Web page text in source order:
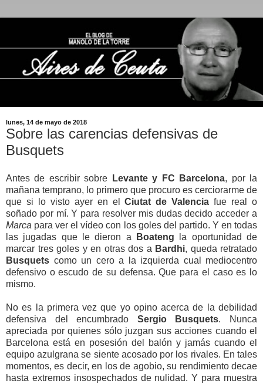
lunes, 14 de mayo de 2018
Sobre las carencias defensivas de
Busquets
Antes de escribir sobre Levante y FC Barcelona, por la
mañana temprano, lo primero que procuro es cerciorarme de
que si lo visto ayer en elCiutat de Valenciafue real o
soñado por mí. Y para resolver mis dudas decido acceder a
Marca para ver el vídeo con los goles del partido. Y en todas
las jugadas que le dieron a
Boateng la oportunidad de
marcar tres goles y en otras dos a Bardhi, queda retratado
Busquets como un cero a la izquierda cual mediocentro
defensivo o escudo de su defensa. Que para el caso es lo
mismo.
No es la primera vez que yo opino acerca de la debilidad
defensiva del encumbrado Sergio Busquets. Nunca
apreciada por quienes sólo juzgan sus acciones cuando el
Barcelona está en posesión del balón y jamás cuando el
equipo azulgrana se siente acosado por los rivales. En tales
momentos, es decir, en los de agobio, su rendimiento decae
hasta extremos insospechados de nulidad. Y para muestra